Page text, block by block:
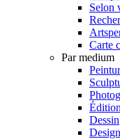
Selon
Carte
Par medium
Dessin
Design